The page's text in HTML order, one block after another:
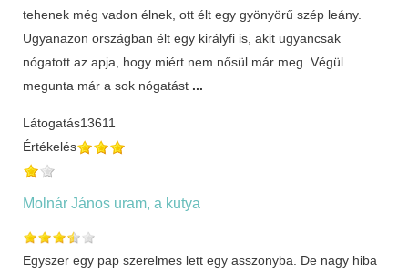
tehenek még vadon élnek, ott élt egy gyönyörű szép leány.
Ugyanazon országban élt egy királyfi is, akit ugyancsak
nógatott az apja, hogy miért nem nősül már meg. Végül
megunta már a sok nógatást ...
Látogatás13611
Értékelés
Molnár János uram, a kutya
Egyszer egy pap szerelmes lett egy asszonyba. De nagy hiba